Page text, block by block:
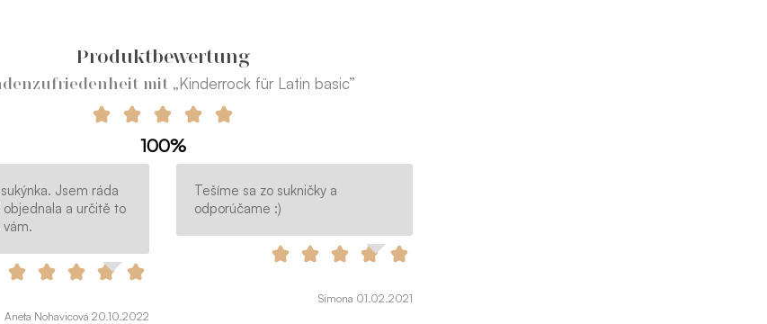
Produktbewertung
mit „Kinderrock für Latin basic”
100%
Jsem ráda
objednala a určitě to
Aneta Nohavicová 20.10.2022
Tešíme sa zo sukničky a
odporúčame :)
Simona 01.02.2021